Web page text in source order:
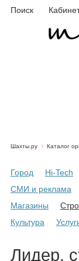
Поиск
Шахты.ру Каталог
Город Hi-Tech
СМИ и реклама
Магазины
Культура
Лидер,